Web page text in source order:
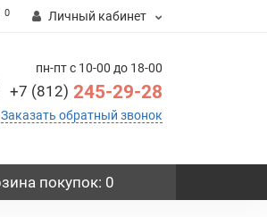
0 Личный кабинет
пн-пт с 10-00 до 18-00
+7 (812) 245-29-28
Заказать обратный звонок
покупок: 0